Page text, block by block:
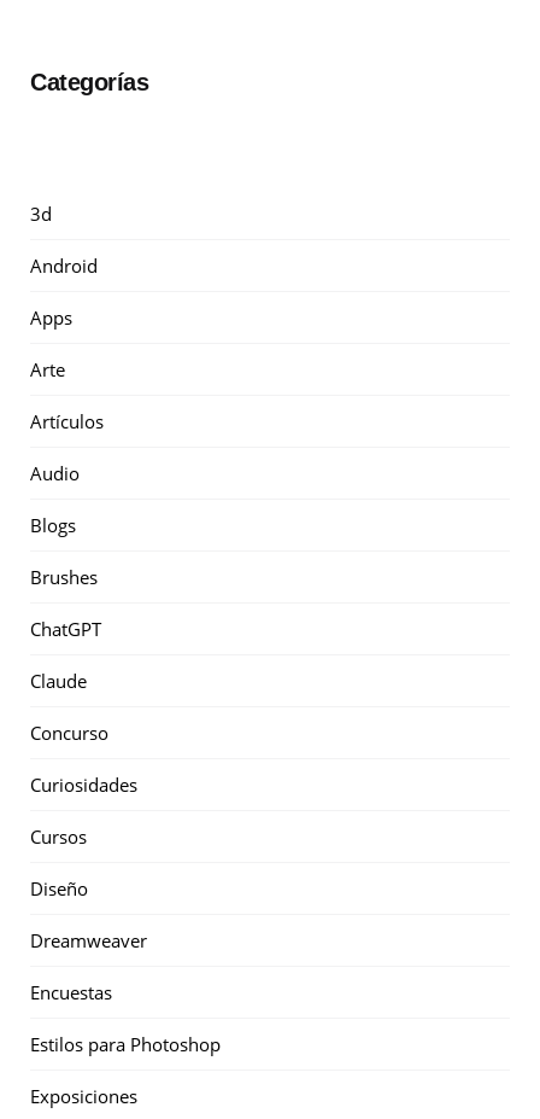
Categorías
3d
Android
Apps
Arte
Artículos
Audio
Blogs
Brushes
ChatGPT
Claude
Concurso
Curiosidades
Cursos
Diseño
Dreamweaver
Encuestas
Estilos para Photoshop
Exposiciones